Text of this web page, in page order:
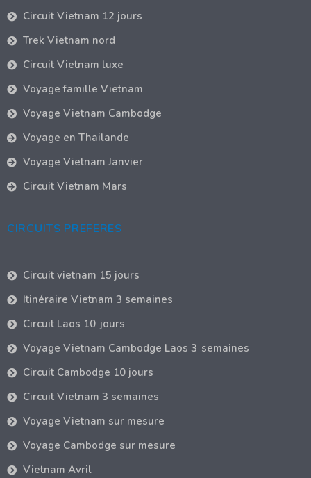
Circuit Vietnam 12 jours
Trek Vietnam nord
Circuit Vietnam luxe
Voyage famille Vietnam
Voyage Vietnam Cambodge
Voyage en Thailande
Voyage Vietnam Janvier
Circuit Vietnam Mars
CIRCUITS PREFERES
Circuit vietnam 15 jours
Itinéraire Vietnam 3 semaines
Circuit Laos 10 jours
Voyage Vietnam Cambodge Laos 3 semaines
Circuit Cambodge 10 jours
Circuit Vietnam 3 semaines
Voyage Vietnam sur mesure
Voyage Cambodge sur mesure
Vietnam Avril